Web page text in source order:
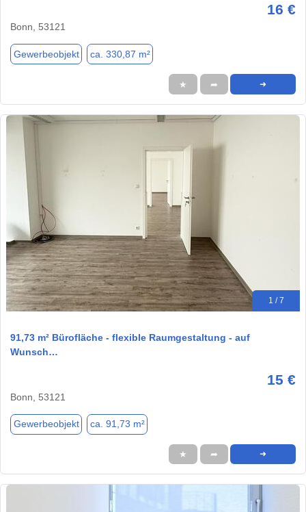
16 €
Bonn, 53121
Gewerbeobjekt ca. 330,87 m²
★ ➦ ➜
1 / 7
91,73 m² Bürofläche - flexible Raumgestaltung - auf
Wunsch…
15 €
Bonn, 53121
Gewerbeobjekt ca. 91,73 m²
★ ➦ ➜